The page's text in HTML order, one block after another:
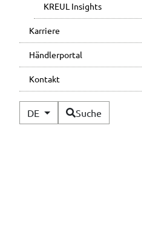
KREUL Insights
Karriere
Händlerportal
Kontakt
DE Verfügbare Sprachen
Suche